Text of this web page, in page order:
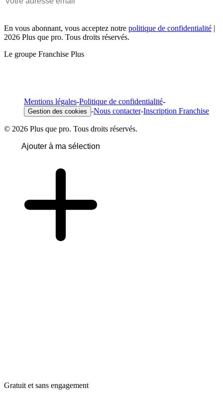
En vous abonnant, vous acceptez notre politique de confidentialité |
2026 Plus que pro. Tous droits réservés.
Le groupe Franchise Plus
Mentions légales-Politique de confidentialité-
Gestion des cookies -Nous contacter-Inscription Franchise
© 2026 Plus que pro. Tous droits réservés.
Ajouter à ma sélection
Gratuit et sans engagement